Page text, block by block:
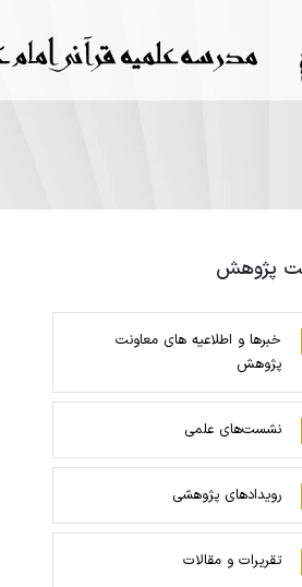
پژوهش
خبرها و اطلاعیه های معاونت
پژوهش
نشست‌های علمی
رویدادهای پژوهشی
تقریرات و مقالات